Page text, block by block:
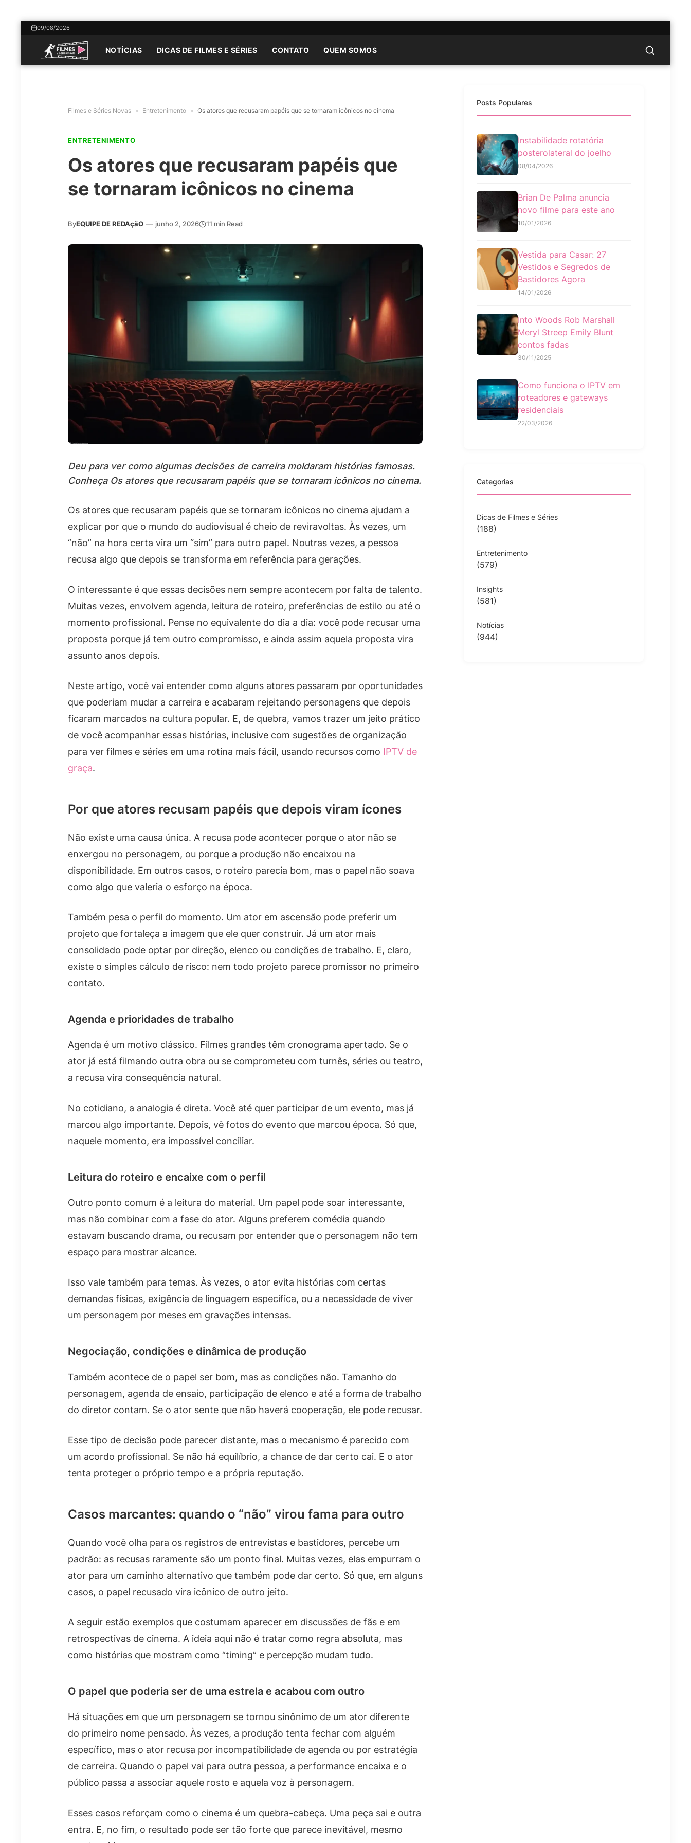
09/08/2026
NOTÍCIAS DICAS DE FILMES E SÉRIES CONTATO QUEM SOMOS
Filmes e Séries Novas » Entretenimento » Os atores que recusaram papéis que se tornaram icônicos no cinema
ENTRETENIMENTO
Os atores que recusaram papéis que
se tornaram icônicos no cinema
ByEQUIPE DE REDAçãO — junho 2, 2026 11 min Read
Deu para ver como algumas decisões de carreira moldaram histórias famosas.
Conheça Os atores que recusaram papéis que se tornaram icônicos no cinema.
Os atores que recusaram papéis que se tornaram icônicos no cinema ajudam a
explicar por que o mundo do audiovisual é cheio de reviravoltas. Às vezes, um
“não” na hora certa vira um “sim” para outro papel. Noutras vezes, a pessoa
recusa algo que depois se transforma em referência para gerações.
O interessante é que essas decisões nem sempre acontecem por falta de talento.
Muitas vezes, envolvem agenda, leitura de roteiro, preferências de estilo ou até o
momento profissional. Pense no equivalente do dia a dia: você pode recusar uma
proposta porque já tem outro compromisso, e ainda assim aquela proposta vira
assunto anos depois.
Neste artigo, você vai entender como alguns atores passaram por oportunidades
que poderiam mudar a carreira e acabaram rejeitando personagens que depois
ficaram marcados na cultura popular. E, de quebra, vamos trazer um jeito prático
de você acompanhar essas histórias, inclusive com sugestões de organização
para ver filmes e séries em uma rotina mais fácil, usando recursos como IPTV de
graça.
Por que atores recusam papéis que depois viram ícones
Não existe uma causa única. A recusa pode acontecer porque o ator não se
enxergou no personagem, ou porque a produção não encaixou na
disponibilidade. Em outros casos, o roteiro parecia bom, mas o papel não soava
como algo que valeria o esforço na época.
Também pesa o perfil do momento. Um ator em ascensão pode preferir um
projeto que fortaleça a imagem que ele quer construir. Já um ator mais
consolidado pode optar por direção, elenco ou condições de trabalho. E, claro,
existe o simples cálculo de risco: nem todo projeto parece promissor no primeiro
contato.
Agenda e prioridades de trabalho
Agenda é um motivo clássico. Filmes grandes têm cronograma apertado. Se o
ator já está filmando outra obra ou se comprometeu com turnês, séries ou teatro,
a recusa vira consequência natural.
No cotidiano, a analogia é direta. Você até quer participar de um evento, mas já
marcou algo importante. Depois, vê fotos do evento que marcou época. Só que,
naquele momento, era impossível conciliar.
Leitura do roteiro e encaixe com o perfil
Outro ponto comum é a leitura do material. Um papel pode soar interessante,
mas não combinar com a fase do ator. Alguns preferem comédia quando
estavam buscando drama, ou recusam por entender que o personagem não tem
espaço para mostrar alcance.
Isso vale também para temas. Às vezes, o ator evita histórias com certas
demandas físicas, exigência de linguagem específica, ou a necessidade de viver
um personagem por meses em gravações intensas.
Negociação, condições e dinâmica de produção
Também acontece de o papel ser bom, mas as condições não. Tamanho do
personagem, agenda de ensaio, participação de elenco e até a forma de trabalho
do diretor contam. Se o ator sente que não haverá cooperação, ele pode recusar.
Esse tipo de decisão pode parecer distante, mas o mecanismo é parecido com
um acordo profissional. Se não há equilíbrio, a chance de dar certo cai. E o ator
tenta proteger o próprio tempo e a própria reputação.
Casos marcantes: quando o “não” virou fama para outro
Quando você olha para os registros de entrevistas e bastidores, percebe um
padrão: as recusas raramente são um ponto final. Muitas vezes, elas empurram o
ator para um caminho alternativo que também pode dar certo. Só que, em alguns
casos, o papel recusado vira icônico de outro jeito.
A seguir estão exemplos que costumam aparecer em discussões de fãs e em
retrospectivas de cinema. A ideia aqui não é tratar como regra absoluta, mas
como histórias que mostram como “timing” e percepção mudam tudo.
O papel que poderia ser de uma estrela e acabou com outro
Há situações em que um personagem se tornou sinônimo de um ator diferente
do primeiro nome pensado. Às vezes, a produção tenta fechar com alguém
específico, mas o ator recusa por incompatibilidade de agenda ou por estratégia
de carreira. Quando o papel vai para outra pessoa, a performance encaixa e o
público passa a associar aquele rosto e aquela voz à personagem.
Esses casos reforçam como o cinema é um quebra-cabeça. Uma peça sai e outra
entra. E, no fim, o resultado pode ser tão forte que parece inevitável, mesmo
Posts Populares
Instabilidade rotatória
posterolateral do joelho
08/04/2026
Brian De Palma anuncia
novo filme para este ano
10/01/2026
Vestida para Casar: 27
Vestidos e Segredos de
Bastidores Agora
14/01/2026
Into Woods Rob Marshall
Meryl Streep Emily Blunt
contos fadas
30/11/2025
Como funciona o IPTV em
roteadores e gateways
residenciais
22/03/2026
Categorias
Dicas de Filmes e Séries
(188)
Entretenimento
(579)
Insights
(581)
Notícias
(944)